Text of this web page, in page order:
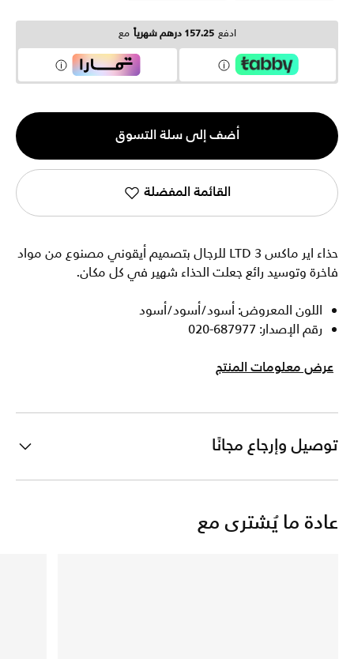
ادفع 157.25 درهم شهرياً مع
الكمية
1
أضف إلى سلة التسوق
القائمة المفضلة
حذاء اير ماكس LTD 3 للرجال بتصميم أيقوني مصنوع من مواد
فاخرة وتوسيد رائع جعلت الحذاء شهير في كل مكان.
اللون المعروض: أسود/أسود/أسود
رقم الإصدار: 687977-020
عرض معلومات المنتج
توصيل وإرجاع مجانًا
عادة ما يُشترى مع